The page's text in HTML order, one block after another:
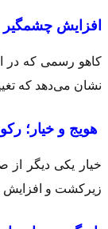
افزایش
نشان می‌دهد که
هویج و خیار؛
زیرکشت و افزایش